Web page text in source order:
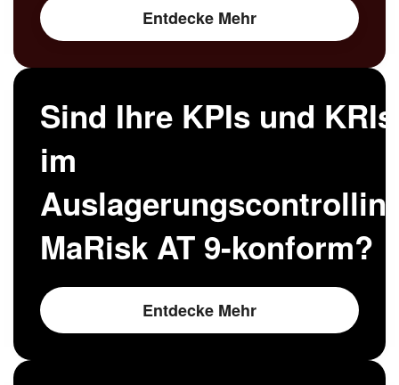
Entdecke Mehr
Sind Ihre KPIs und KRIs
im
MaRisk AT 9-konform?
Entdecke Mehr